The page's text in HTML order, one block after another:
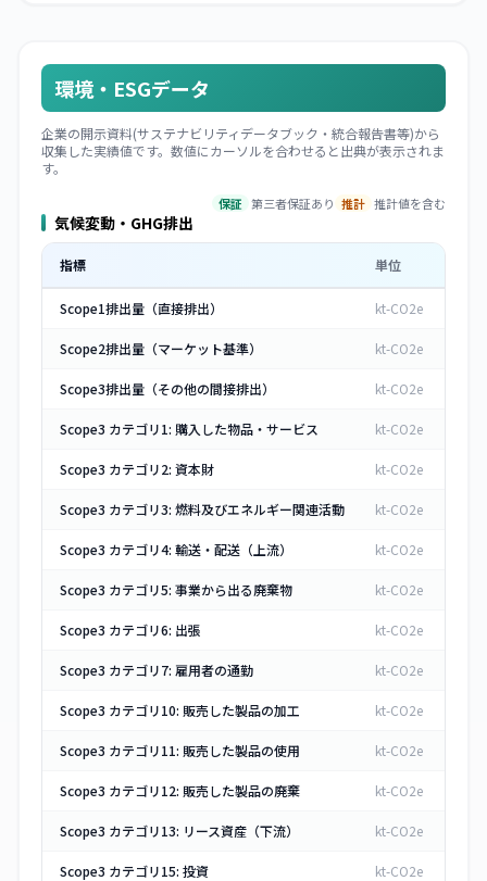
環境・ESGデータ
企業の開示資料(サステナビリティデータブック・統合報告書等)から
収集した実績値です。数値にカーソルを合わせると出典が表示されま
す。
保証 第三者保証あり 推計 推計値を含む
気候変動・GHG排出
指標 単位
Scope1排出量（直接排出） kt-CO2e
Scope2排出量（マーケット基準） kt-CO2e
Scope3排出量（その他の間接排出） kt-CO2e
Scope3 カテゴリ1: 購入した物品・サービス kt-CO2e
Scope3 カテゴリ2: 資本財 kt-CO2e
Scope3 カテゴリ3: 燃料及びエネルギー関連活動 kt-CO2e
Scope3 カテゴリ4: 輸送・配送（上流） kt-CO2e
Scope3 カテゴリ5: 事業から出る廃棄物 kt-CO2e
Scope3 カテゴリ6: 出張 kt-CO2e
Scope3 カテゴリ7: 雇用者の通勤 kt-CO2e
Scope3 カテゴリ10: 販売した製品の加工 kt-CO2e
Scope3 カテゴリ11: 販売した製品の使用 kt-CO2e
Scope3 カテゴリ12: 販売した製品の廃棄 kt-CO2e
Scope3 カテゴリ13: リース資産（下流） kt-CO2e
Scope3 カテゴリ15: 投資 kt-CO2e